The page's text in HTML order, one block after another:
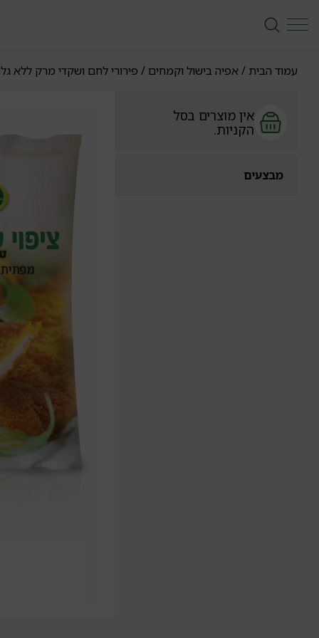
עמוד הבית /אפיה בישול וקמחים / פירורי לחם ושקדי מרק ללא
אין מוצרים בסל
הקניות.
מבצעים